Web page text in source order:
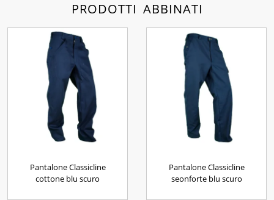
PRODOTTI ABBINATI
Pantalone Classicline
cottone blu scuro
Pantalone Classicline
seonforte blu scuro